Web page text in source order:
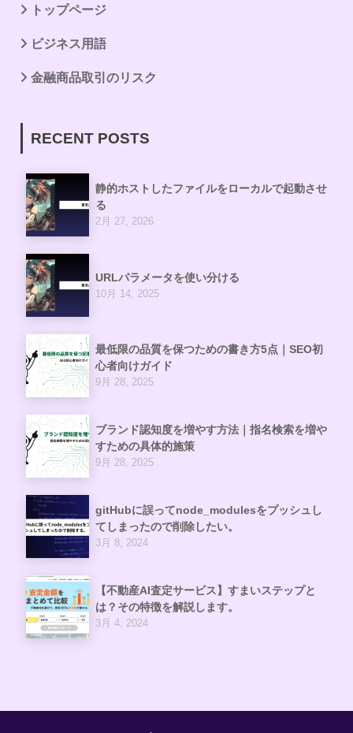
トップページ
ビジネス用語
金融商品取引のリスク
RECENT POSTS
静的ホストしたファイルをローカルで起動させ
る
2月 27, 2026
URLパラメータを使い分ける
10月 14, 2025
最低限の品質を保つための書き方5点｜SEO初
心者向けガイド
9月 28, 2025
ブランド認知度を増やす方法｜指名検索を増や
すための具体的施策
9月 28, 2025
gitHubに誤ってnode_modulesをプッシュし
てしまったので削除したい。
3月 8, 2024
【不動産AI査定サービス】すまいステップと
は？その特徴を解説します。
3月 4, 2024